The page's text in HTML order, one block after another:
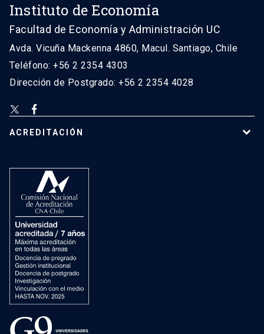
Instituto de Economía
Facultad de Economía y Administración UC
Avda. Vicuña Mackenna 4860, Macul. Santiago, Chile
Teléfono: +56 2 2354 4303
Dirección de Postgrado: +56 2 2354 4028
ACREDITACIÓN